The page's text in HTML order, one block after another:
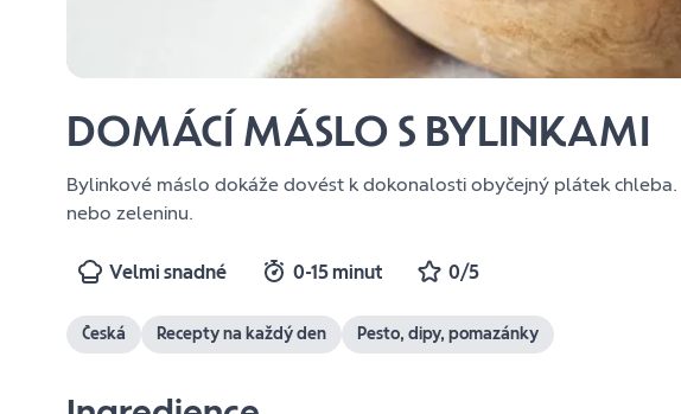
DOMÁCÍ MÁSLO S BYLINKAMI
Bylinkové máslo dokáže dovést k dokonalosti obyčejný plátek
nebo zeleninu.
Velmi snadné 0-15 minut 0/5
Česká Recepty na každý den Pesto, dipy, pomazánky